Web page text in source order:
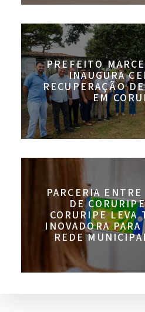
PREFEITO
INAUGURA
RECUPERAÇÃO
EM
PARCERIA
DE
CORURIPE LEVA
INOVADORA
REDE